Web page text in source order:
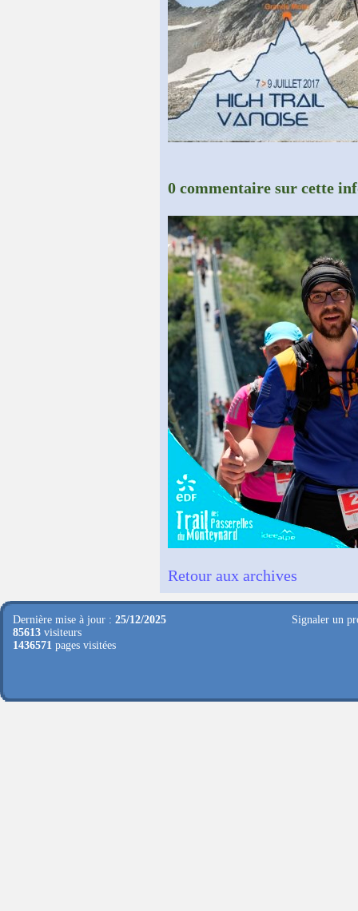
0 commentaire sur cette
Retour aux archives
Dernière mise à jour : 25/12/2025
85613 visiteurs
1436571 pages visitées
Signaler un